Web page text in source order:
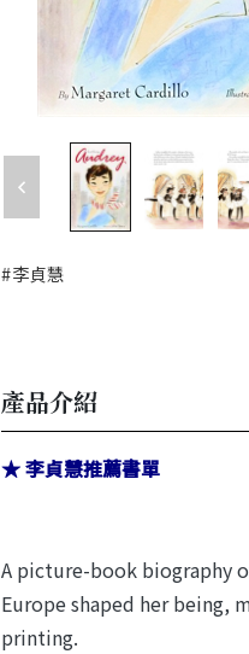
#李貞慧
產品介紹
★ 李貞慧推薦書單
A picture-book biography
Europe shaped her being,
printing.